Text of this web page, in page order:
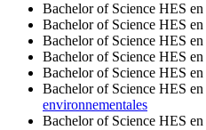
Bachelor of Science HES en
Bachelor of Science HES en
Bachelor of Science HES en
Bachelor of Science HES en
Bachelor of Science HES en
Bachelor of Science HES en
environnementales
Bachelor of Science HES en